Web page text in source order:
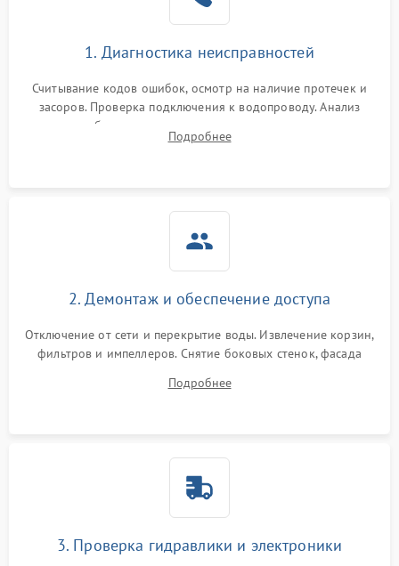
Проблемы с1. Диагностика неисправностей
Считывание кодов ошибок, осмотр на наличие протечек и
засоров. Проверка подключения к водопроводу. Анализ
жалоб на отсутствие слива, нагрева, вращения
разбрызгивателей или срабатывание системы защиты
Подробнее
2. Демонтаж и обеспечение доступа
Отключение от сети и перекрытие воды. Извлечение корзин,
фильтров и импеллеров. Снятие боковых стенок, фасада
циркуляционному насосу, ТЭНу и сливной помпе.
Подробнее
3. Проверка гидравлики и электроники